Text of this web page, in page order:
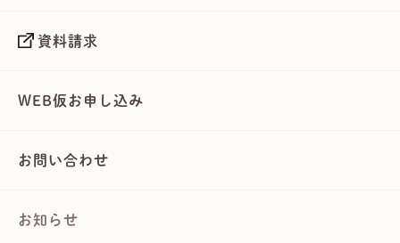
資料請求
WEB仮お申し込み
お問い合わせ
お知らせ